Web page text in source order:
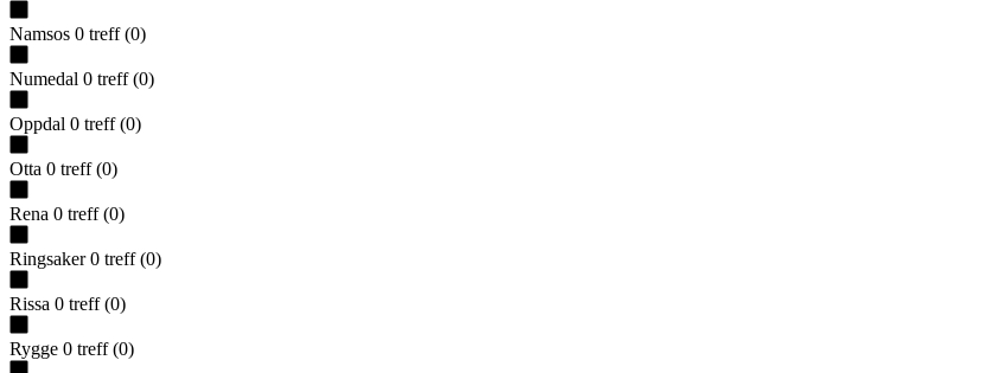
Namsos 0 treff (0)
Numedal 0 treff (0)
Oppdal 0 treff (0)
Otta 0 treff (0)
Rena 0 treff (0)
Ringsaker 0 treff (0)
Rissa 0 treff (0)
Rygge 0 treff (0)